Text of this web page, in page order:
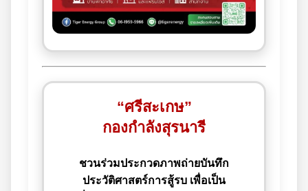
“ศรีสะเกษ”
กองกำลังสุรนารี
ชวนร่วมประกวดภาพถ่ายบันทึก
ประวัติศาสตร์การสู้รบ เพื่อเป็น